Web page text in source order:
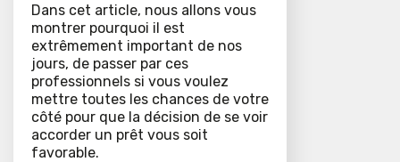
Dans cet article, nous allons vous
montrer pourquoi il est
extrêmement important de nos
jours, de passer par ces
professionnels si vous voulez
mettre toutes les chances de votre
côté pour que la décision de se voir
accorder un prêt vous soit
favorable.